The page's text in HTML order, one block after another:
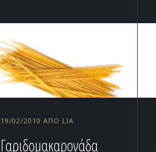
19/02/2010 ΑΠΌ LIA
Γαριδομακαρονάδα